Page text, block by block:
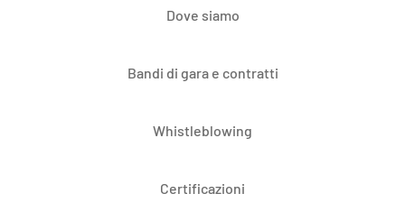
Dove siamo
Bandi di gara e contratti
Whistleblowing
Certificazioni